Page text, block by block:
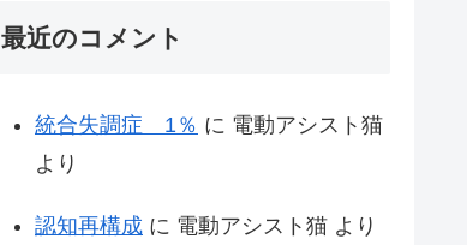
最近のコメント
統合失調症 1％ に 電動アシスト猫
より
認知再構成 に 電動アシスト猫 より